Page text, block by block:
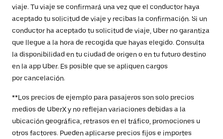
viaje. Tu viaje se confirmará una vez que el conductor haya
aceptado tu solicitud de viaje y recibas la confirmación. Si un
conductor ha aceptado tu solicitud de viaje, Uber no garantiza
que llegue a la hora de recogida que hayas elegido. Consulta
la disponibilidad en tu ciudad de origen o en tu futuro destino
en la app Uber. Es posible que se apliquen cargos
por cancelación.
**Los precios de ejemplo para pasajeros son solo precios
medios de UberX y no reflejan variaciones debidas a la
ubicación geográfica, retrasos en el tráfico, promociones u
otros factores. Pueden aplicarse precios fijos e importes